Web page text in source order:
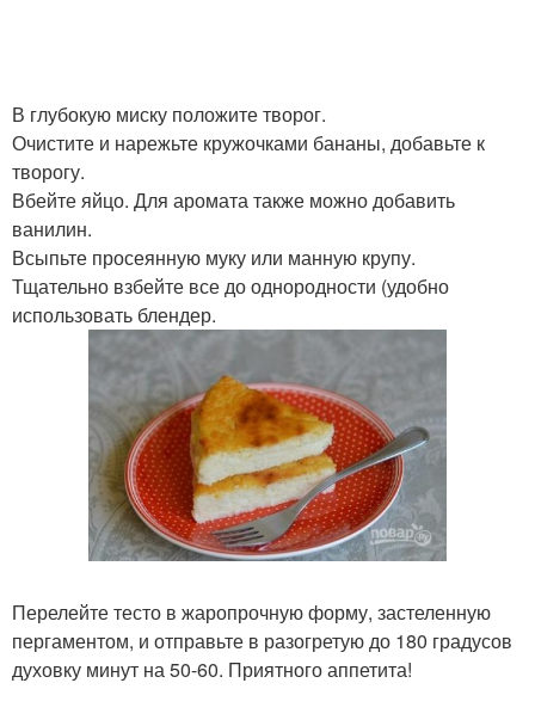
В глубокую миску положите творог.
Очистите и нарежьте кружочками бананы, добавьте к
творогу.
Вбейте яйцо. Для аромата также можно добавить
ванилин.
Всыпьте просеянную муку или манную крупу.
Тщательно взбейте все до однородности (удобно
использовать блендер.
Перелейте тесто в жаропрочную форму, застеленную
пергаментом, и отправьте в разогретую до 180 градусов
духовку минут на 50-60. Приятного аппетита!